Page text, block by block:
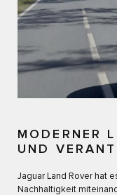
MODERNER
UND
Jaguar Land Rover hat
Nachhaltigkeit